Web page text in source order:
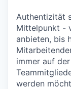
Authentizität
Mittelpunkt -
anbieten, bis
immer auf
werden